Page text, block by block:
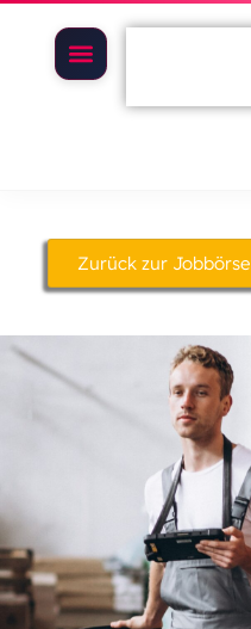
Zurück zur Jobbörse